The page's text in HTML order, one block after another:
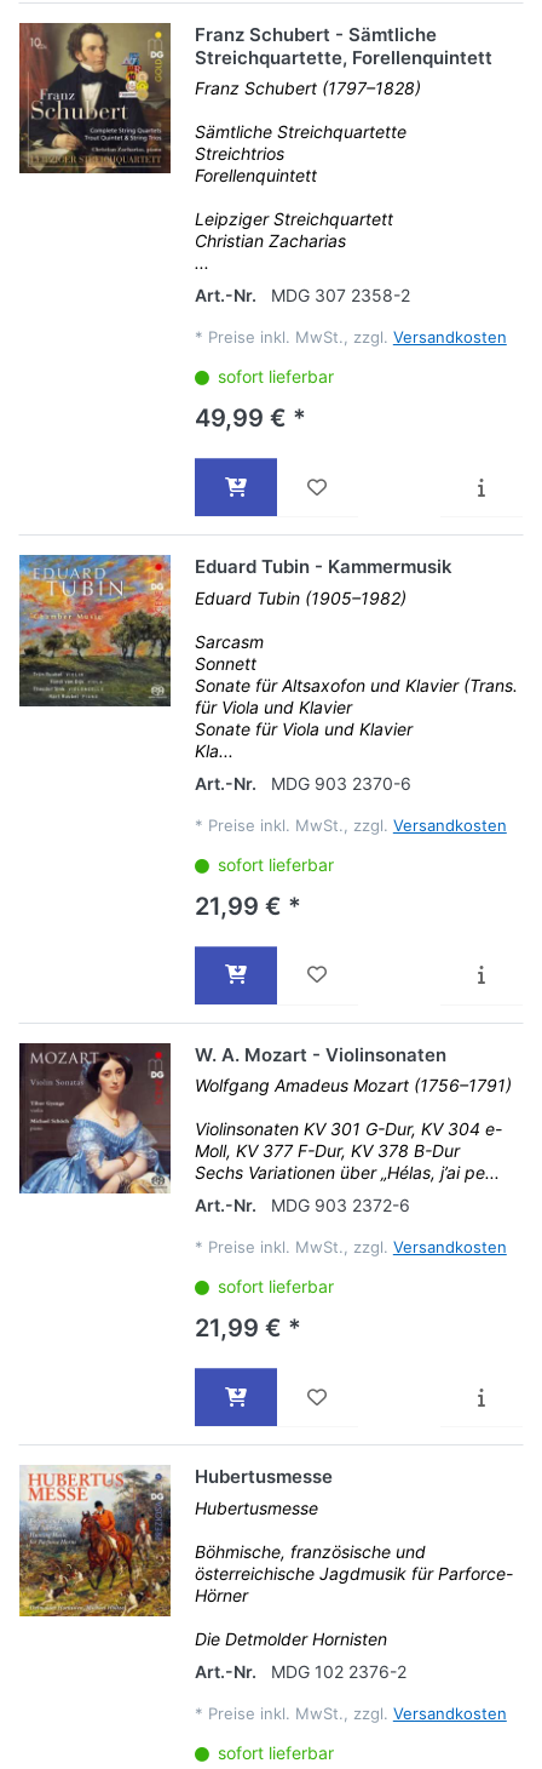
Franz Schubert - Sämtliche
Streichquartette, Forellenquintett
Franz Schubert (1797–1828)
Sämtliche Streichquartette
Streichtrios
Forellenquintett
Leipziger Streichquartett
Christian Zacharias
...
Art.-Nr.
MDG 307 2358-2
* Preise inkl. MwSt., zzgl. Versandkosten
sofort lieferbar
49,99 € *
Eduard Tubin - Kammermusik
Eduard Tubin (1905–1982)
Sarcasm
Sonnett
Sonate für Altsaxofon und Klavier (Trans.
für Viola und Klavier
Sonate für Viola und Klavier
Kla...
Art.-Nr.
MDG 903 2370-6
* Preise inkl. MwSt., zzgl. Versandkosten
sofort lieferbar
21,99 € *
W. A. Mozart - Violinsonaten
Wolfgang Amadeus Mozart (1756–1791)
Violinsonaten KV 301 G-Dur, KV 304 e-
Moll, KV 377 F-Dur, KV 378 B-Dur
Sechs Variationen über „Hélas, j’ai pe...
Art.-Nr.
MDG 903 2372-6
* Preise inkl. MwSt., zzgl. Versandkosten
sofort lieferbar
21,99 € *
Hubertusmesse
Hubertusmesse
Böhmische, französische und
österreichische Jagdmusik für Parforce-
Hörner
Die Detmolder Hornisten
Art.-Nr.
MDG 102 2376-2
* Preise inkl. MwSt., zzgl. Versandkosten
sofort lieferbar